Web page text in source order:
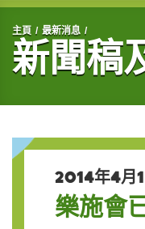
開始主要內容
主頁 最新消息
新聞稿
2014年4月
樂施會